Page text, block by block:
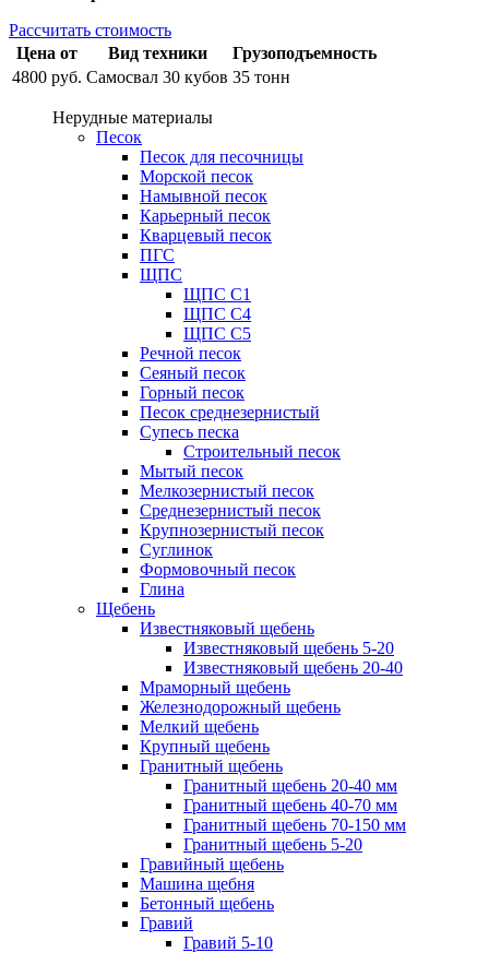
Рассчитать стоимость
Цена от
Вид техники
Грузоподъемность
4800 руб. Самосвал 30 кубов 35 тонн
Нерудные материалы
Песок
Песок для песочницы
Морской песок
Намывной песок
Карьерный песок
Кварцевый песок
ПГС
ЩПС
ЩПС С1
ЩПС С4
ЩПС С5
Речной песок
Сеяный песок
Горный песок
Песок среднезернистый
Супесь песка
Строительный песок
Мытый песок
Мелкозернистый песок
Среднезернистый песок
Крупнозернистый песок
Суглинок
Формовочный песок
Глина
Щебень
Известняковый щебень
Известняковый щебень 5-20
Известняковый щебень 20-40
Мраморный щебень
Железнодорожный щебень
Мелкий щебень
Крупный щебень
Гранитный щебень
Гранитный щебень 20-40 мм
Гранитный щебень 40-70 мм
Гранитный щебень 70-150 мм
Гранитный щебень 5-20
Гравийный щебень
Машина щебня
Бетонный щебень
Гравий
Гравий 5-10